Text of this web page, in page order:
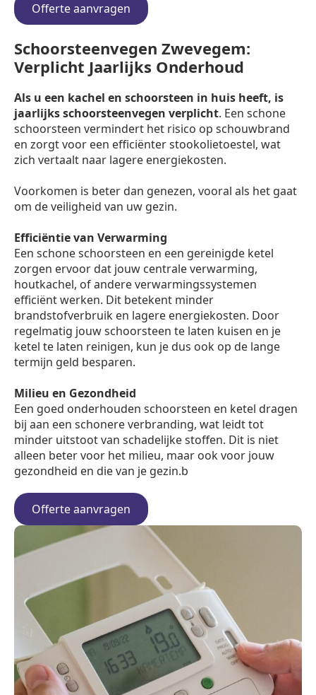
Offerte aanvragen
Schoorsteenvegen Zwevegem:
Verplicht Jaarlijks Onderhoud
Als u een kachel en schoorsteen in huis heeft, is
jaarlijks schoorsteenvegen verplicht. Een schone
schoorsteen vermindert het risico op schouwbrand
en zorgt voor een efficiënter stookolietoestel, wat
zich vertaalt naar lagere energiekosten.
Voorkomen is beter dan genezen, vooral als het gaat
om de veiligheid van uw gezin.
Efficiëntie van Verwarming
Een schone schoorsteen en een gereinigde ketel
zorgen ervoor dat jouw centrale verwarming,
houtkachel, of andere verwarmingssystemen
efficiënt werken. Dit betekent minder
brandstofverbruik en lagere energiekosten. Door
regelmatig jouw schoorsteen te laten kuisen en je
ketel te laten reinigen, kun je dus ook op de lange
termijn geld besparen.
Milieu en Gezondheid
Een goed onderhouden schoorsteen en ketel dragen
bij aan een schonere verbranding, wat leidt tot
minder uitstoot van schadelijke stoffen. Dit is niet
alleen beter voor het milieu, maar ook voor jouw
gezondheid en die van je gezin.b
Offerte aanvragen